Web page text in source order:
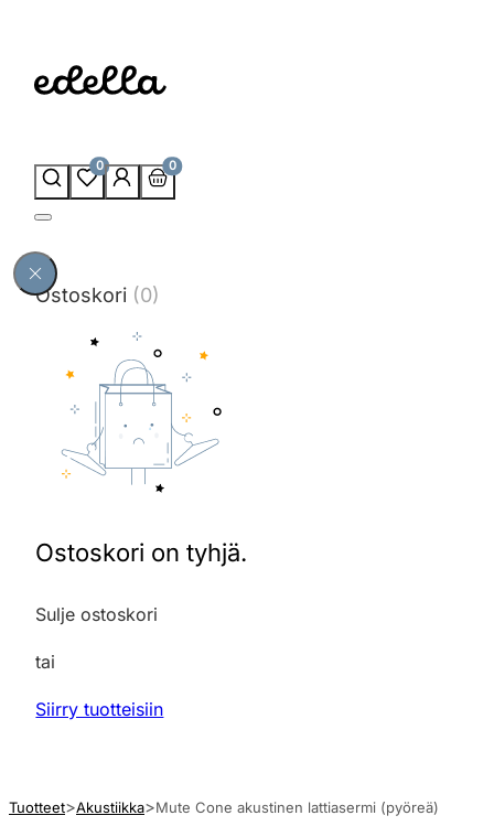
0 0
Ostoskori (0)
Ostoskori on tyhjä.
Sulje ostoskori
tai
Siirry tuotteisiin
Tuotteet Akustiikka Mute Cone akustinen lattiasermi (pyöreä)